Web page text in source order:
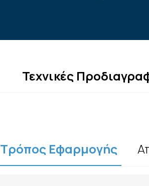
Τεχνικές
Τρόπος Εφαρμογής